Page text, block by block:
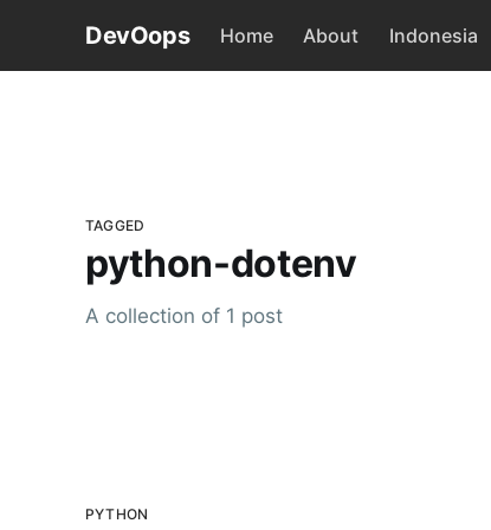
DevOops Home About Indonesia
TAGGED
python-dotenv
A collection of 1 post
PYTHON